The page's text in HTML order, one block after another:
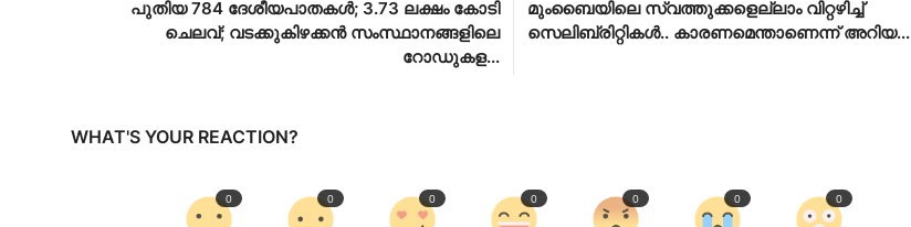
പുതിയ 784 ദേശീയപാതകൾ; 3.73 ലക്ഷം കോടി
ചെലവ്; വടക്കുകിഴക്കൻ സംസ്ഥാനങ്ങളിലെ
റോഡുകള...
മുംബൈയിലെ സ്വത്തുക്കളെല്ലാം വിറ്റഴിച്ച്
സെലിബ്രിറ്റികള്‍.. കാരണമെന്താണെന്ന് അറിയ...
WHAT'S YOUR REACTION?
0 0 0 0 0 0 0